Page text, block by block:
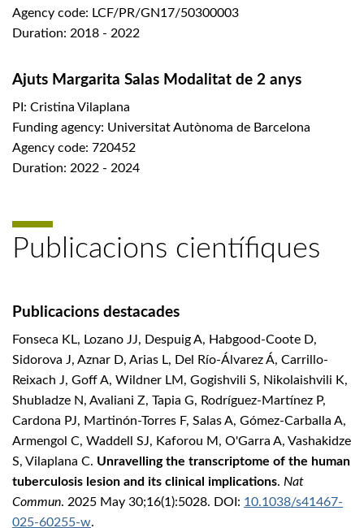
Agency code: LCF/PR/GN17/50300003
Duration: 2018 - 2022
Ajuts Margarita Salas Modalitat de 2 anys
PI: Cristina Vilaplana
Funding agency: Universitat Autònoma de Barcelona
Agency code: 720452
Duration: 2022 - 2024
Publicacions científiques
Publicacions destacades
Fonseca KL, Lozano JJ, Despuig A, Habgood-Coote D,
Sidorova J, Aznar D, Arias L, Del Río-Álvarez Á, Carrillo-
Reixach J, Goff A, Wildner LM, Gogishvili S, Nikolaishvili K,
Shubladze N, Avaliani Z, Tapia G, Rodríguez-Martínez P,
Cardona PJ, Martinón-Torres F, Salas A, Gómez-Carballa A,
Armengol C, Waddell SJ, Kaforou M, O'Garra A, Vashakidze
S, Vilaplana C. Unravelling the transcriptome of the human
tuberculosis lesion and its clinical implications. Nat
Commun. 2025 May 30;16(1):5028. DOI: 10.1038/s41467-
025-60255-w.